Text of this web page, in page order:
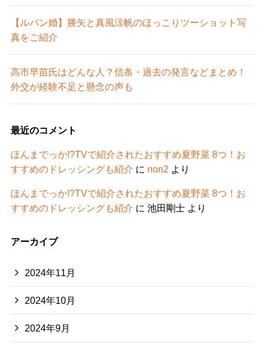
【ルパン婚】勝矢と真風涼帆のほっこりツーショット写
真をご紹介
高市早苗氏はどんな人？信条・過去の発言などまとめ！
外交が経験不足と懸念の声も
最近のコメント
ほんまでっか!?TVで紹介されたおすすめ夏野菜 8つ！お
すすめのドレッシングも紹介 に non2 より
ほんまでっか!?TVで紹介されたおすすめ夏野菜 8つ！お
すすめのドレッシングも紹介 に 池田剛士より
アーカイブ
2024年11月
2024年10月
2024年9月